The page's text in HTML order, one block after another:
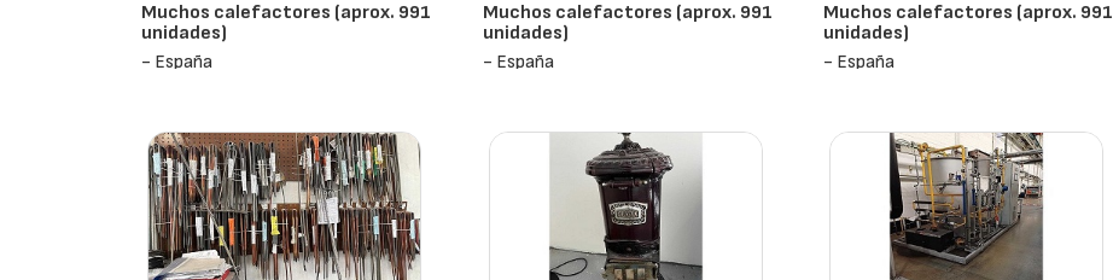
Muchos calefactores (aprox. 991
unidades)
- España
Muchos calefactores (aprox. 991
unidades)
- España
Muchos calefactores (aprox. 991
unidades)
- España